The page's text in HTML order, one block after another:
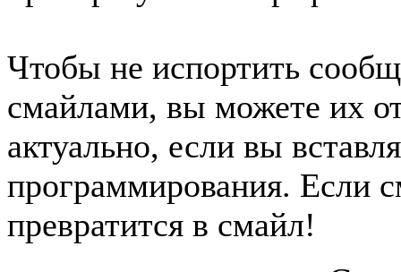
Чтобы не испортить
смайлами, вы можете их
актуально, если вы
программирования. Если
превратится в смайл!